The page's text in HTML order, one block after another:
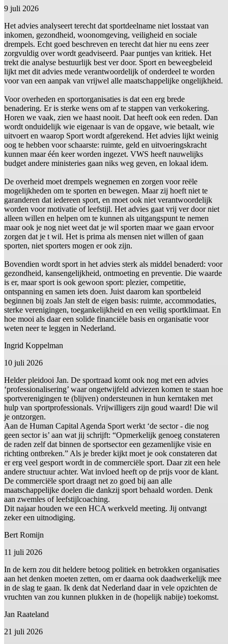
9 juli 2026
Het advies analyseert terecht dat sportdeelname niet losstaat van
inkomen, gezondheid, woonomgeving, veiligheid en sociale
drempels. Echt goed beschreven en terecht dat hier nu eens zeer
zorgvuldig over wordt geadviseerd. Paar puntjes van kritiek. Het
trekt die analyse bestuurlijk best ver door. Sport en beweegbeleid
lijkt met dit advies mede verantwoordelijk of onderdeel te worden
voor van een aanpak van vrijwel alle maatschappelijke ongelijkheid.
Voor overheden en sportorganisaties is dat een erg brede
benadering. Er is sterke wens om af te stappen van verkokering.
Horen we vaak, zien we haast nooit. Dat heeft ook een reden. Dan
wordt onduidelijk wie eigenaar is van de opgave, wie betaalt, wie
uitvoert en waarop Sport wordt afgerekend. Het advies lijkt weinig
oog te hebben voor schaarste: ruimte, geld en uitvoeringskracht
kunnen maar één keer worden ingezet. VWS heeft nauwelijks
budget andere ministeries gaan niks weg geven, en lokaal idem.
De overheid moet drempels wegnemen en zorgen voor reële
mogelijkheden om te sporten en bewegen. Maar zij hoeft niet te
garanderen dat iedereen sport, en moet ook niet verantwoordelijk
worden voor motivatie of leefstijl. Het advies gaat vrij ver door niet
alleen willen en helpen om te kunnen als uitgangspunt te nemen
maar ook je nog niet weet dat je wil sporten maar we gaan ervoor
zorgen dat je t wil. Het is prima als mensen niet willen of gaan
sporten, niet sporters mogen er ook zijn.
Bovendien wordt sport in het advies sterk als middel benaderd: voor
gezondheid, kansengelijkheid, ontmoeting en preventie. Die waarde
is er, maar sport is ook gewoon sport: plezier, competitie,
ontspanning en samen iets doen. Juist daarom kan sportbeleid
beginnen bij zoals Jan stelt de eigen basis: ruimte, accommodaties,
sterke verenigingen, toegankelijkheid en een veilig sportklimaat. En
hoe mooi als daar een solide financiële basis en organisatie voor
weten neer te leggen in Nederland.
Ingrid Koppelman
10 juli 2026
Helder pleidooi Jan. De sportraad komt ook nog met een advies
‘professionalisering’ waar ongetwijfeld adviezen komen te staan hoe
sportverenigingen te (blijven) ondersteunen in hun kerntaken met
hulp van sportprofessionals. Vrijwilligers zijn goud waard! Die wil
je ontzorgen.
Aan de Human Capital Agenda Sport werkt ‘de sector - die nog
geen sector is’ aan wat jij schrijft: “Opmerkelijk genoeg constateren
de raden zelf dat binnen de sportsector een gezamenlijke visie en
richting ontbreken.” Als je breder kijkt moet je ook constateren dat
er erg veel gesport wordt in de commerciële sport. Daar zit een hele
andere structuur achter. Wat invloed heeft op de prijs voor de klant.
De commerciële sport draagt net zo goed bij aan alle
maatschappelijke doelen die dankzij sport behaald worden. Denk
aan zwemles of leefstijlcoaching.
Dit najaar houden we een HCA werkveld meeting. Jij ontvangt
zeker een uitnodiging.
Bert Romijn
11 juli 2026
In de kern zou dit heldere betoog politiek en betrokken organisaties
aan het denken moeten zetten, om er daarna ook daadwerkelijk mee
in de slag te gaan. Ik denk dat Nederland daar in vele opzichten de
vruchten van zou kunnen plukken in de (hopelijk nabije) toekomst.
Jan Raateland
21 juli 2026